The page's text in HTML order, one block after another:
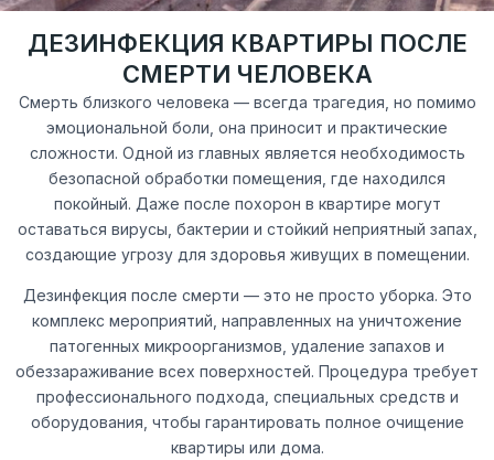
ДЕЗИНФЕКЦИЯ КВАРТИРЫ ПОСЛЕ
СМЕРТИ ЧЕЛОВЕКА
Смерть близкого человека — всегда трагедия, но помимо
эмоциональной боли, она приносит и практические
сложности. Одной из главных является необходимость
безопасной обработки помещения, где находился
покойный. Даже после похорон в квартире могут
оставаться вирусы, бактерии и стойкий неприятный запах,
создающие угрозу для здоровья живущих в помещении.
Дезинфекция после смерти — это не просто уборка. Это
комплекс мероприятий, направленных на уничтожение
патогенных микроорганизмов, удаление запахов и
обеззараживание всех поверхностей. Процедура требует
профессионального подхода, специальных средств и
оборудования, чтобы гарантировать полное очищение
квартиры или дома.